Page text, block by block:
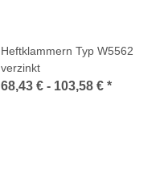
Heftklammern Typ W5562
verzinkt
68,43 € - 103,58 € *